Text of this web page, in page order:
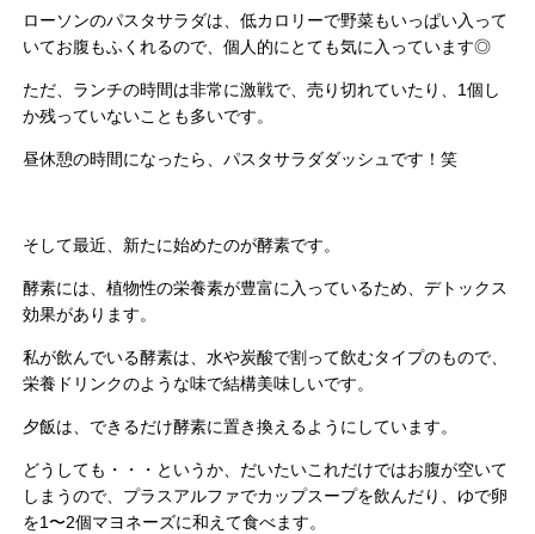
ローソンのパスタサラダは、低カロリーで野菜もいっぱい入って
いてお腹もふくれるので、個人的にとても気に入っています◎
ただ、ランチの時間は非常に激戦で、売り切れていたり、1個し
か残っていないことも多いです。
昼休憩の時間になったら、パスタサラダダッシュです！笑
そして最近、新たに始めたのが酵素です。
酵素には、植物性の栄養素が豊富に入っているため、デトックス
効果があります。
私が飲んでいる酵素は、水や炭酸で割って飲むタイプのもので、
栄養ドリンクのような味で結構美味しいです。
夕飯は、できるだけ酵素に置き換えるようにしています。
どうしても・・・というか、だいたいこれだけではお腹が空いて
しまうので、プラスアルファでカップスープを飲んだり、ゆで卵
を1〜2個マヨネーズに和えて食べます。